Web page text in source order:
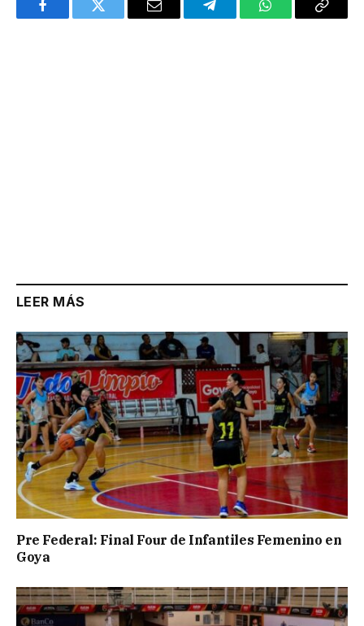
FacebookTwitter Email TelegramWhatsAppCopy
LEER MÁS
Pre Federal: Final Four de Infantiles Femenino en
Goya